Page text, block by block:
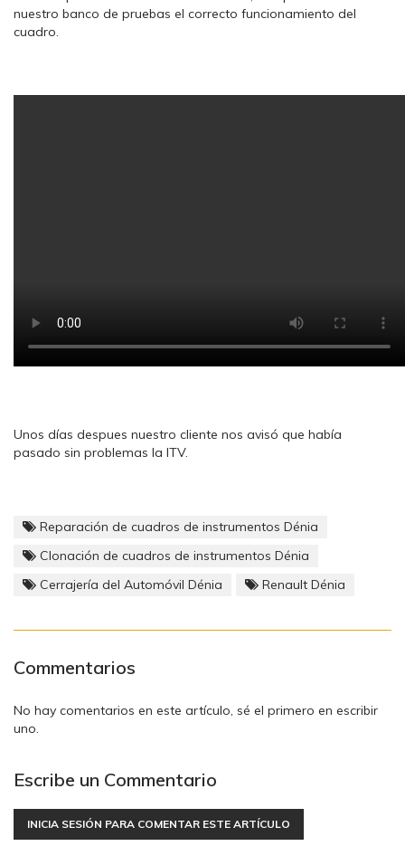
nuestro banco de pruebas el correcto funcionamiento del
cuadro.
Unos días despues nuestro cliente nos avisó que había
pasado sin problemas la ITV.
Reparación de cuadros de instrumentos Dénia
Clonación de cuadros de instrumentos Dénia
Cerrajería del Automóvil Dénia
Renault Dénia
Commentarios
No hay comentarios en este artículo, sé el primero en escribir
uno.
Escribe un Commentario
INICIA SESIÓN PARA COMENTAR ESTE ARTÍCULO